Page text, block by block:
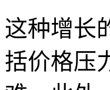
这种增长
括价格压